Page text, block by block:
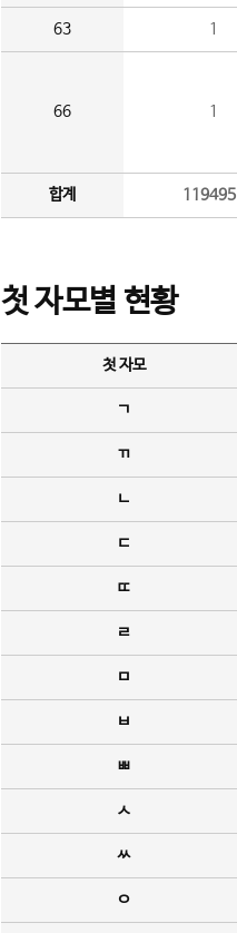
63 1
66 1
합계
첫 자모별 현황
첫 자모
ㄱ
ㄲ
ㄴ
ㄷ
ㄸ
ㄹ
ㅁ
ㅂ
ㅃ
ㅅ
ㅆ
ㅇ